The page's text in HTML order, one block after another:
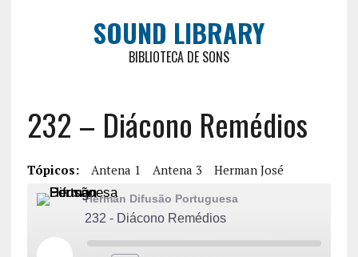
SOUND LIBRARY
BIBLIOTECA DE SONS
232 – Diácono Remédios
Tópicos: Antena 1 Antena 3 Herman José
Herman Difusão Portuguesa
232 - Diácono Remédios